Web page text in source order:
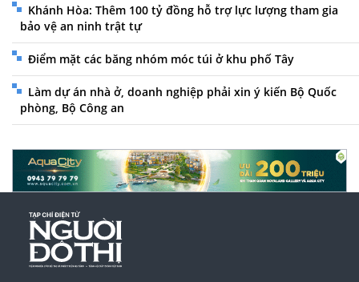
Khánh Hòa: Thêm 100 tỷ đồng hỗ trợ lực lượng tham gia
bảo vệ an ninh trật tự
Điểm mặt các băng nhóm móc túi ở khu phố Tây
Làm dự án nhà ở, doanh nghiệp phải xin ý kiến Bộ Quốc
phòng, Bộ Công an